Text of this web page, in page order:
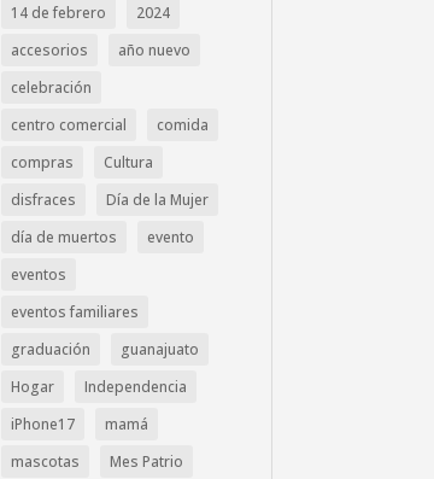
14 de febrero
2024
accesorios
año nuevo
celebración
centro comercial
comida
compras
Cultura
disfraces
Día de la Mujer
día de muertos
evento
eventos
eventos familiares
graduación
guanajuato
Hogar
Independencia
iPhone17
mamá
mascotas
Mes Patrio